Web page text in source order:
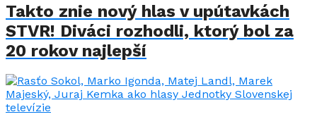
Takto znie nový hlas v upútavkách
STVR! Diváci rozhodli, ktorý bol za
20 rokov najlepší